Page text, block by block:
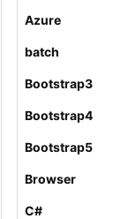
Azure
batch
Bootstrap3
Bootstrap4
Bootstrap5
Browser
C#